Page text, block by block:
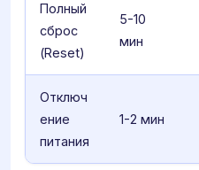
Полный
сброс
(Reset)
5-10
мин
Отключ
ение
питания
1-2 мин